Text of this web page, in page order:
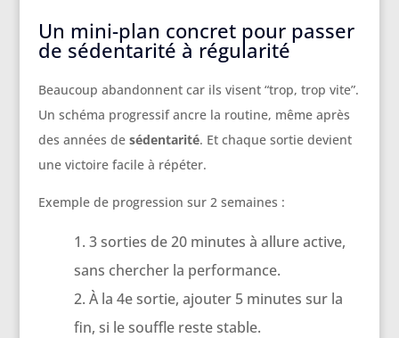
Un mini-plan concret pour passer
de sédentarité à régularité
Beaucoup abandonnent car ils visent “trop, trop vite”.
Un schéma progressif ancre la routine, même après
des années de sédentarité. Et chaque sortie devient
une victoire facile à répéter.
Exemple de progression sur 2 semaines :
3 sorties de 20 minutes à allure active,
sans chercher la performance.
À la 4e sortie, ajouter 5 minutes sur la
fin, si le souffle reste stable.